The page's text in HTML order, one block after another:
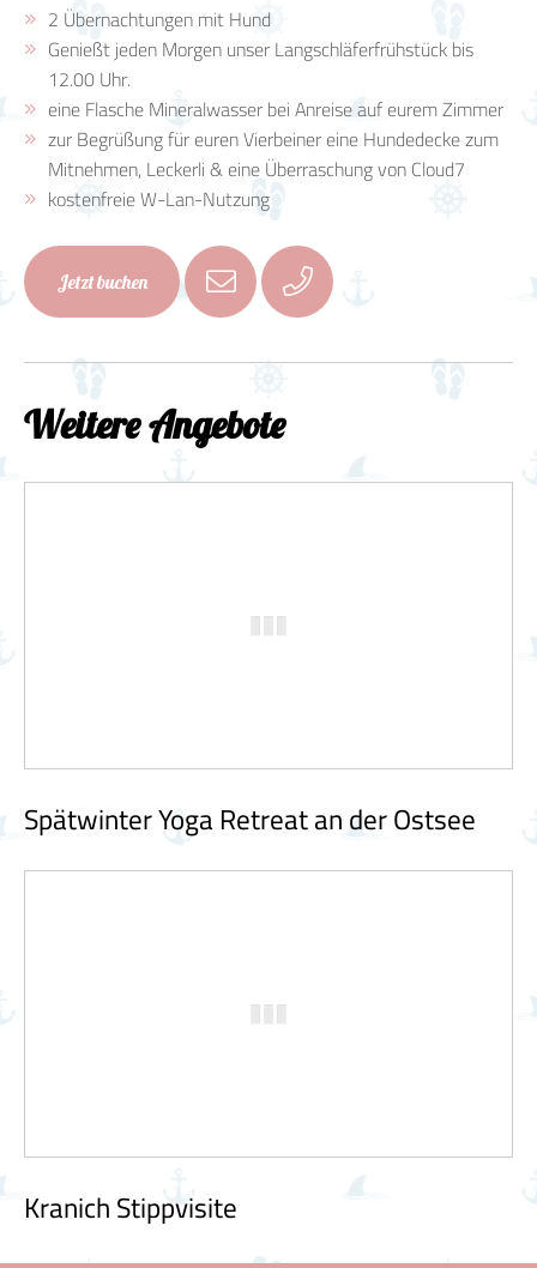
2 Übernachtungen mit Hund
Genießt jeden Morgen unser Langschläferfrühstück bis
12.00 Uhr.
eine Flasche Mineralwasser bei Anreise auf eurem Zimmer
zur Begrüßung für euren Vierbeiner eine Hundedecke zum
Mitnehmen, Leckerli & eine Überraschung von Cloud7
kostenfreie W-Lan-Nutzung
Jetzt buchen
Weitere Angebote
Spätwinter Yoga Retreat an der Ostsee
Kranich Stippvisite